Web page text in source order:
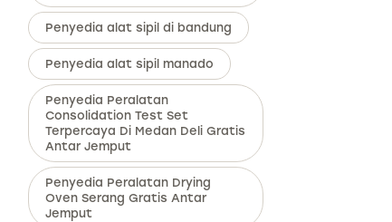
Penyedia alat sipil di bandung
Penyedia alat sipil manado
Penyedia Peralatan
Consolidation Test Set
Terpercaya Di Medan Deli Gratis
Antar Jemput
Penyedia Peralatan Drying
Oven Serang Gratis Antar
Jemput